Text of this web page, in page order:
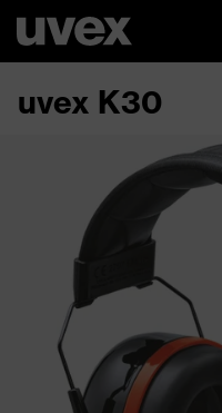
uvex K30